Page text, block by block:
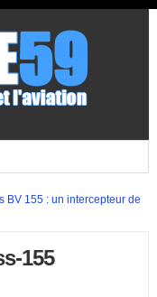
BV 155 : un intercepteur de
155